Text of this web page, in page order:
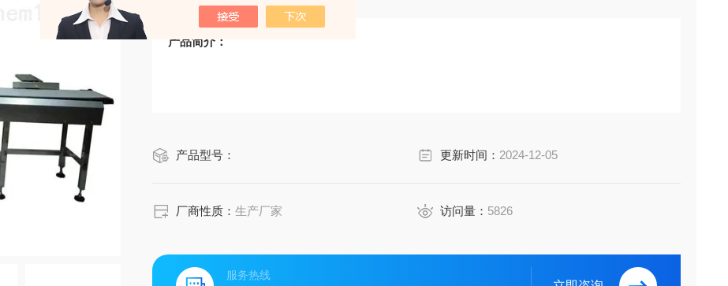
产品简介：
产品型号： 更新时间： 2024-12-05
厂商性质：生产厂家 访问量： 5826
服务热线